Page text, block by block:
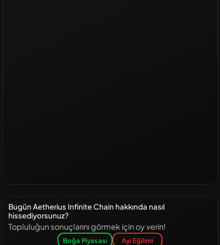
Bugün Aetherius Infinite Chain hakkında nasıl
hissediyorsunuz?
Topluluğun sonuçlarını görmek için oy verin!
Boğa Piyasası Ayı Eğilimi